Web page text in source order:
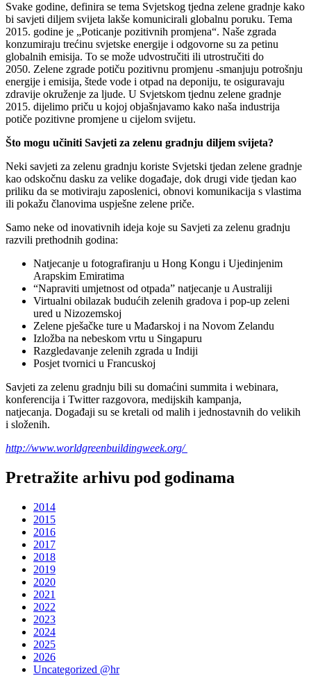
Svake godine, definira se tema Svjetskog tjedna zelene gradnje kako
bi savjeti diljem svijeta lakše komunicirali globalnu poruku. Tema
2015. godine je „Poticanje pozitivnih promjena“. Naše zgrada
konzumiraju trećinu svjetske energije i odgovorne su za petinu
globalnih emisija. To se može udvostručiti ili utrostručiti do
2050. Zelene zgrade potiču pozitivnu promjenu -smanjuju potrošnju
energije i emisija, štede vode i otpad na deponiju, te osiguravaju
zdravije okruženje za ljude. U Svjetskom tjednu zelene gradnje
2015. dijelimo priču u kojoj objašnjavamo kako naša industrija
potiče pozitivne promjene u cijelom svijetu.
Što mogu učiniti Savjeti za zelenu gradnju diljem svijeta?
Neki savjeti za zelenu gradnju koriste Svjetski tjedan zelene gradnje
kao odskočnu dasku za velike događaje, dok drugi vide tjedan kao
priliku da se motiviraju zaposlenici, obnovi komunikacija s vlastima
ili pokažu članovima uspješne zelene priče.
Samo neke od inovativnih ideja koje su Savjeti za zelenu gradnju
razvili prethodnih godina:
Natjecanje u fotografiranju u Hong Kongu i Ujedinjenim
Arapskim Emiratima
“Napraviti umjetnost od otpada” natjecanje u Australiji
Virtualni obilazak budućih zelenih gradova i pop-up zeleni
ured u Nizozemskoj
Zelene pješačke ture u Mađarskoj i na Novom Zelandu
Izložba na nebeskom vrtu u Singapuru
Razgledavanje zelenih zgrada u Indiji
Posjet tvornici u Francuskoj
Savjeti za zelenu gradnju bili su domaćini summita i webinara,
konferencija i Twitter razgovora, medijskih kampanja,
natjecanja. Događaji su se kretali od malih i jednostavnih do velikih
i složenih.
http://www.worldgreenbuildingweek.org/
Pretražite arhivu pod godinama
2014
2015
2016
2017
2018
2019
2020
2021
2022
2023
2024
2025
2026
Uncategorized @hr